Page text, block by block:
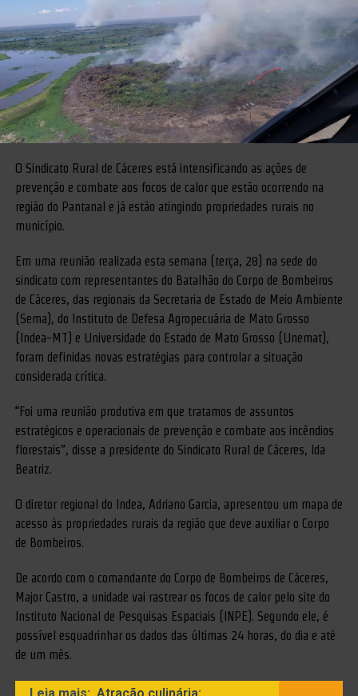
O Sindicato Rural de Cáceres está intensificando as ações de
prevenção e combate aos focos de calor que estão ocorrendo na
região do Pantanal e já estão atingindo propriedades rurais no
município.
Em uma reunião realizada esta semana (terça, 28) na sede do
sindicato com representantes do Batalhão do Corpo de Bombeiros
de Cáceres, das regionais da Secretaria de Estado de Meio Ambiente
(Sema), do Instituto de Defesa Agropecuária de Mato Grosso
(Indea-MT) e Universidade do Estado de Mato Grosso (Unemat),
foram definidas novas estratégias para controlar a situação
considerada crítica.
“Foi uma reunião produtiva em que tratamos de assuntos
estratégicos e operacionais de prevenção e combate aos incêndios
florestais”, disse a presidente do Sindicato Rural de Cáceres, Ida
Beatriz.
O diretor regional do Indea, Adriano Garcia, apresentou um mapa de
acesso às propriedades rurais da região que deve auxiliar o Corpo
de Bombeiros.
De acordo com o comandante do Corpo de Bombeiros de Cáceres,
Major Castro, a unidade vai rastrear os focos de calor pelo site do
Instituto Nacional de Pesquisas Espaciais (INPE). Segundo ele, é
possível esquadrinhar os dados das últimas 24 horas, do dia e até
de um mês.